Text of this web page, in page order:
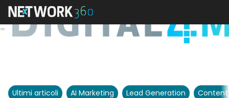
Ultimi articoli AI Marketing Lead Generation